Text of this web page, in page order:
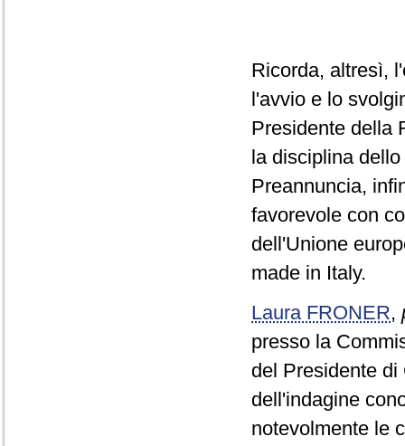
Ricorda, altresì,
l'avvio e lo
Presidente della
la disciplina
Preannuncia,
favorevole con
dell'Unione
made in Italy.
Laura FRONER,
presso la
del Presidente
dell'indagine
notevolmente le